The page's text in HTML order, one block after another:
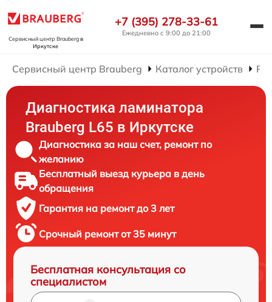
Сервисный центр Braubergв
Иркутске
+7 (395) 278-33-61
Ежедневно с 9:00 до 21:00
Сервисный центр Brauberg Каталог устройств
Диагностика ламинатора
Brauberg L65 в Иркутске
Диагностика за наш счет, ремонт по
желанию
Бесплатный выезд курьера в день
обращения
Гарантия на ремонт до 3 лет
Срочный ремонт от 35 минут
Бесплатная консультация со
специалистом